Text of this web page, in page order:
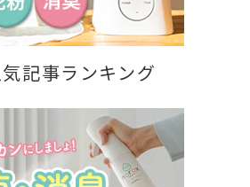
記事ランキング